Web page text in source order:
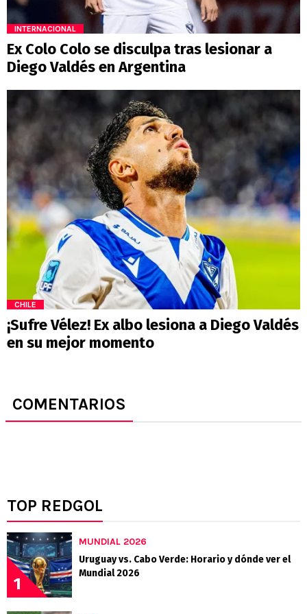
INTERNACIONAL
Ex Colo Colo se disculpa tras lesionar a
Diego Valdés en Argentina
CHILE
¡Sufre Vélez! Ex albo lesiona a Diego Valdés
en su mejor momento
COMENTARIOS
TOP REDGOL
1
MUNDIAL 2026
Uruguay vs. Cabo Verde: Horario y dónde ver el
Mundial 2026